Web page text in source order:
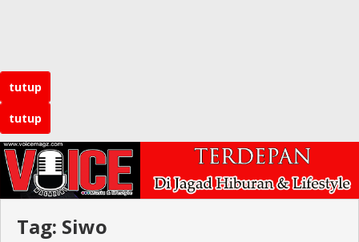
tutup
tutup
Tag: Siwo